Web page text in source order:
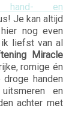
hand- en
Je kan altijd
nog even
liefst van al
Miracle
romige én
handen
en
achter met